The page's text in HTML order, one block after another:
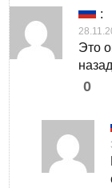
:
Это
0